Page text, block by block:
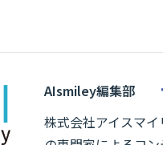
AIsmiley編集部
株式会社アイスマ